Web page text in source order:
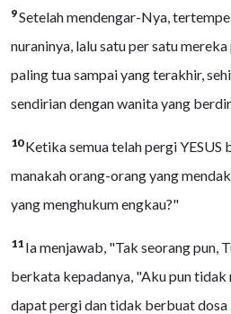
9Setelah mendengar-Nya,
nuraninya, lalu satu per satu
paling tua sampai yang terakhir,
sendirian dengan wanita yang
10Ketika semua telah pergi
manakah orang-orang yang
yang menghukum engkau?"
11 Ia menjawab, "Tak seorang pun,
berkata kepadanya, "Aku pun tidak
dapat pergi dan tidak berbuat dosa